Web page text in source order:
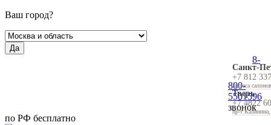
Ваш город?
Да
Санкт-
+7 812
Адреса
Тверь
+7 4822
пр-т
8-
800-
5501596
звонок
по РФ бесплатно